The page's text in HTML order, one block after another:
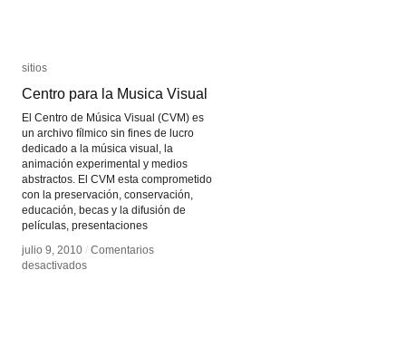
sitios
Centro para la Musica Visual
El Centro de Música Visual (CVM) es
un archivo fílmico sin fines de lucro
dedicado a la música visual, la
animación experimental y medios
abstractos. El CVM esta comprometido
con la preservación, conservación,
educación, becas y la difusión de
películas, presentaciones
julio 9, 2010 / Comentarios
desactivadosen
sitios
Centro para la Musica Visual
julio 9, 2010 / Comentarios
desactivadosen